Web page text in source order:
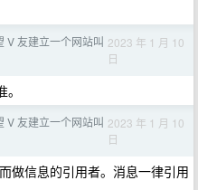
V 友建立一个网站叫 2023 年 1 月 10
日
V 友建立一个网站叫 2023 年 1 月 10
日
做信息的引用者。消息一律引用